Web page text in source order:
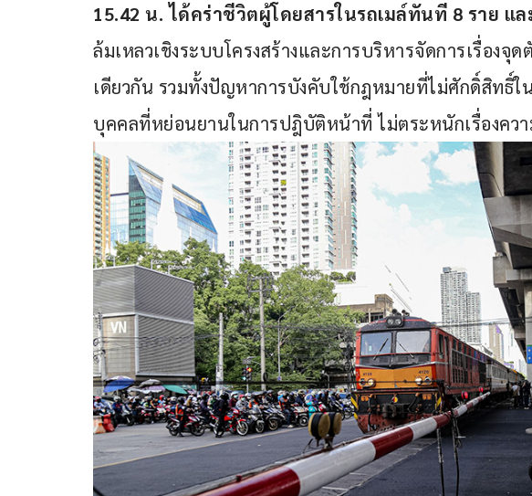
15.42 น. ได้คร่าชีวิตผู้โดยสารในรถเมล์ทันที 8 ราย แล
ล้มเหลวเชิงระบบโครงสร้างและการบริหารจัดการเรื่อง
เดียวกัน รวมทั้งปัญหาการบังคับใช้กฎหมายที่ไม่ศักดิ์สิทธิ์
บุคคลที่หย่อนยานในการปฎิบัติหน้าที่ ไม่ตระหนักเรื่องคว